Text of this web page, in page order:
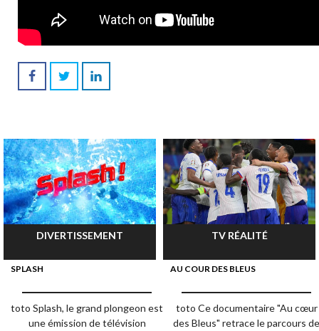
DIVERTISSEMENT
SPLASH
toto Splash, le grand plongeon est
une émission de télévision
TV RÉALITÉ
AU COUR DES BLEUS
toto Ce documentaire "Au cœur
des Bleus" retrace le parcours de